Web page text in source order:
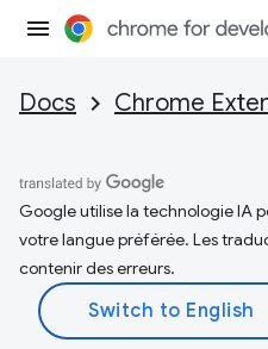
Docs Chrome
Google utilise la technologie IA
votre langue préférée. Les
contenir des erreurs.